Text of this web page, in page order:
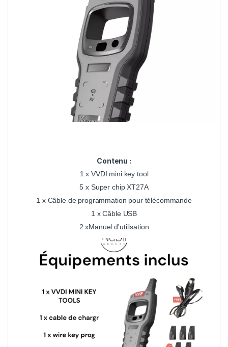
Contenu :
1 x VVDI mini key tool
5 x Super chip XT27A
1 x Câble de programmation pour télécommande
1 x Câble USB
2 xManuel d'utilisation